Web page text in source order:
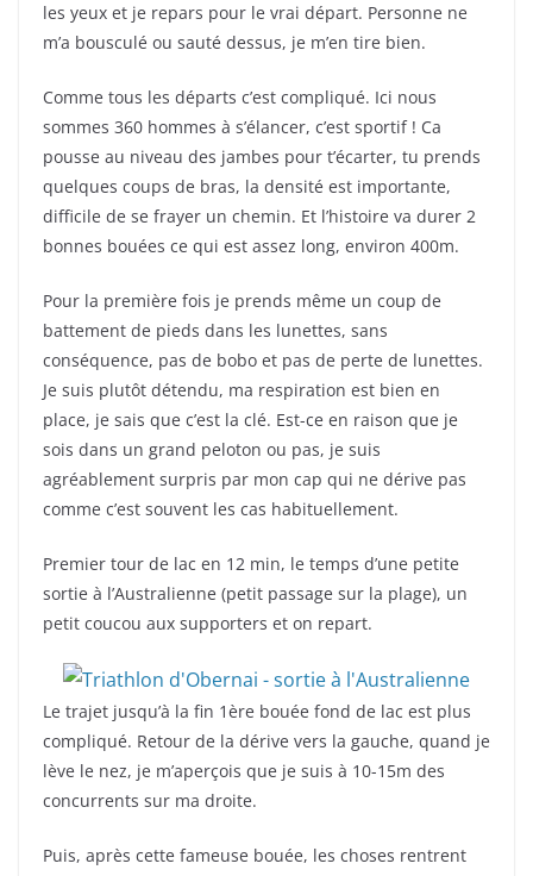
les yeux et je repars pour le vrai départ. Personne ne
m’a bousculé ou sauté dessus, je m’en tire bien.
Comme tous les départs c’est compliqué. Ici nous
sommes 360 hommes à s’élancer, c’est sportif ! Ca
pousse au niveau des jambes pour t’écarter, tu prends
quelques coups de bras, la densité est importante,
difficile de se frayer un chemin. Et l’histoire va durer 2
bonnes bouées ce qui est assez long, environ 400m.
Pour la première fois je prends même un coup de
battement de pieds dans les lunettes, sans
conséquence, pas de bobo et pas de perte de lunettes.
Je suis plutôt détendu, ma respiration est bien en
place, je sais que c’est la clé. Est-ce en raison que je
sois dans un grand peloton ou pas, je suis
agréablement surpris par mon cap qui ne dérive pas
comme c’est souvent les cas habituellement.
Premier tour de lac en 12 min, le temps d’une petite
sortie à l’Australienne (petit passage sur la plage), un
petit coucou aux supporters et on repart.
Le trajet jusqu’à la fin 1ère bouée fond de lac est plus
compliqué. Retour de la dérive vers la gauche, quand je
lève le nez, je m’aperçois que je suis à 10-15m des
concurrents sur ma droite.
Puis, après cette fameuse bouée, les choses rentrent